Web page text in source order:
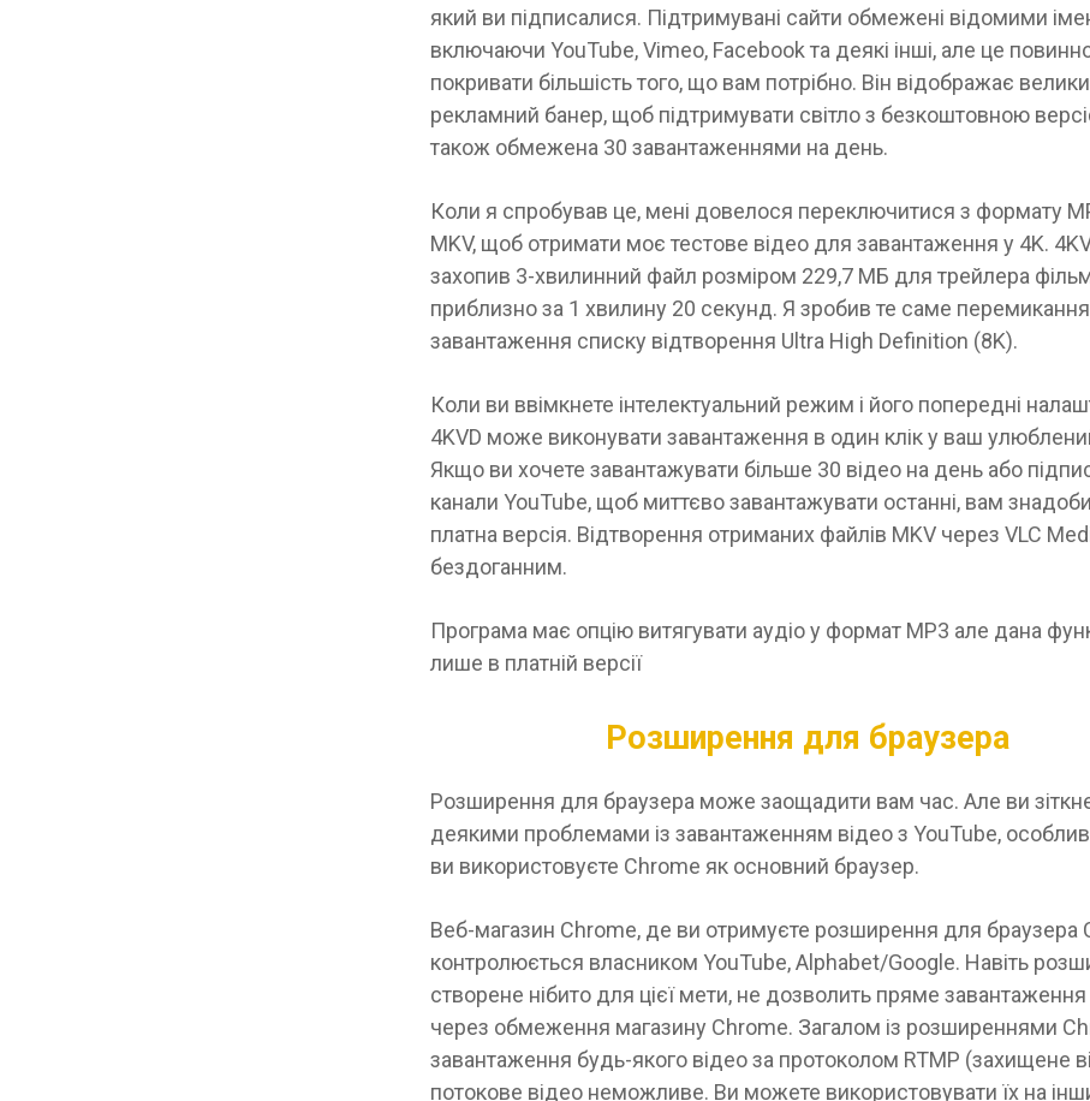
який ви підписалися. Підтримувані сайти обмежені відомими
включаючи YouTube, Vimeo, Facebook та деякі інші, але це
покривати більшість того, що вам потрібно. Він відображає
рекламний банер, щоб підтримувати світло з безкоштовною
також обмежена 30 завантаженнями на день.
Коли я спробував це, мені довелося переключитися з формату
MKV, щоб отримати моє тестове відео для завантаження у 4K.
захопив 3-хвилинний файл розміром 229,7 МБ для трейлера
приблизно за 1 хвилину 20 секунд. Я зробив те саме перемикання
завантаження списку відтворення Ultra High Definition (8K).
Коли ви ввімкнете інтелектуальний режим і його попередні
4KVD може виконувати завантаження в один клік у ваш
Якщо ви хочете завантажувати більше 30 відео на день або
канали YouTube, щоб миттєво завантажувати останні, вам
платна версія. Відтворення отриманих файлів MKV через VLC
бездоганним.
Програма має опцію витягувати аудіо у формат MP3 але дана
лише в платній версії
Розширення для браузера
Розширення для браузера може заощадити вам час. Але ви
деякими проблемами із завантаженням відео з YouTube,
ви використовуєте Chrome як основний браузер.
Веб-магазин Chrome, де ви отримуєте розширення для браузера
контролюється власником YouTube, Alphabet/Google. Навіть
створене нібито для цієї мети, не дозволить пряме
через обмеження магазину Chrome. Загалом із розширеннями
завантаження будь-якого відео за протоколом RTMP (захищене
потокове відео неможливе. Ви можете використовувати їх на